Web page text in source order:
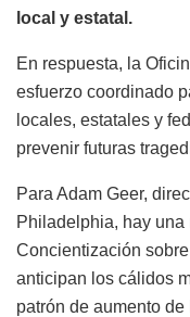
local y estatal.
En respuesta, la
esfuerzo coordinado
locales, estatales y
prevenir futuras
Para Adam Geer,
Philadelphia, hay
Concientización
anticipan los cálidos
patrón de aumento